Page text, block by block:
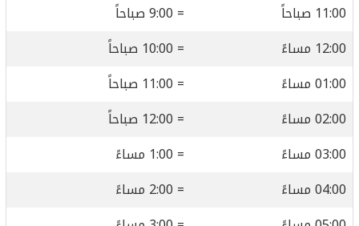
11:00 صباحاً
= 9:00 صباحاً
12:00 مساءً
= 10:00 صباحاً
01:00 مساءً
= 11:00 صباحاً
02:00 مساءً
= 12:00 صباحاً
03:00 مساءً
= 1:00 مساءً
04:00 مساءً
= 2:00 مساءً